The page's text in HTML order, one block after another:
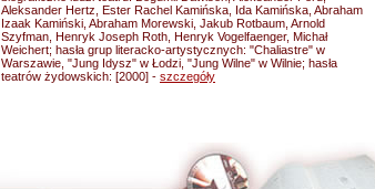
Aleksander Hertz, Ester Rachel Kamińska, Ida Kamińska, Abraham
Izaak Kamiński, Abraham Morewski, Jakub Rotbaum, Arnold
Szyfman, Henryk Joseph Roth, Henryk Vogelfaenger, Michał
Weichert; hasła grup literacko-artystycznych: "Chaliastre" w
Warszawie, "Jung Idysz" w Łodzi, "Jung Wilne" w Wilnie; hasła
teatrów żydowskich: [2000] - szczegóły